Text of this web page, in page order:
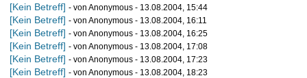
[Kein Betreff] - von Anonymous - 13.08.2004, 15:44
[Kein Betreff] - von Anonymous - 13.08.2004, 16:11
[Kein Betreff] - von Anonymous - 13.08.2004, 16:25
[Kein Betreff] - von Anonymous - 13.08.2004, 17:08
[Kein Betreff] - von Anonymous - 13.08.2004, 17:23
[Kein Betreff] - von Anonymous - 13.08.2004, 18:23